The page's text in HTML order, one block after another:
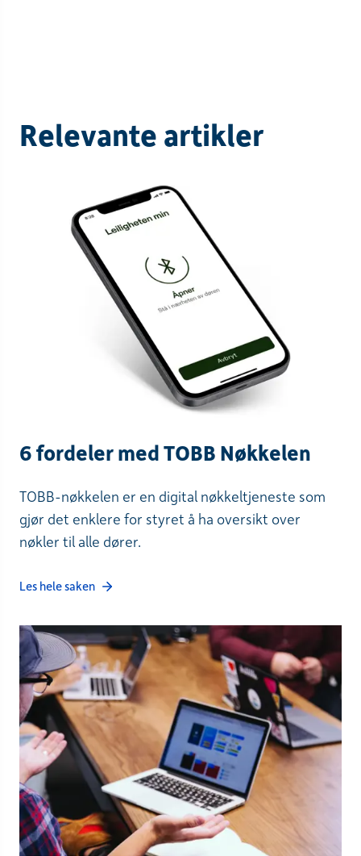
Relevante artikler
6 fordeler med TOBB Nøkkelen
TOBB-nøkkelen er en digital nøkkeltjeneste som
gjør det enklere for styret å ha oversikt over
nøkler til alle dører.
Les hele saken